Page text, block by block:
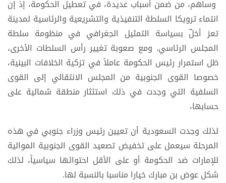
وساهم، من ضمن أسباب عديدة، في تعطيل الحكومة، إذ إن
انتماء ترويكا السلطة التنفيذية والتشريعية والرئاسية لمدينة
تعز أخلّ بسياسة التمثيل الجغرافي في منظومة سلطة
المجلس الرئاسي. ومع صعوبة تغيير رأس السلطات الأخرى،
ظل استمرار رئيس الحكومة عاملاً في تزكية الخلافات البينية،
خصوصا القوى الجنوبية من المجلس الانتقالي إلى القوى
السلفية التي وجدت في ذلك استئثار منطقة شمالية على
حسابها،
لذلك وجدت السعودية أن تعيين رئيس وزراء جنوبي في هذه
المرحلة سيعمل على تخفيض تصعيد القوى الجنوبية الموالية
للإمارات ضد الحكومة أو على الأقل احتوائها سياسياً، لذلك
شكل عوض بن مبارك خيارا مناسبا بالنسبة لها.